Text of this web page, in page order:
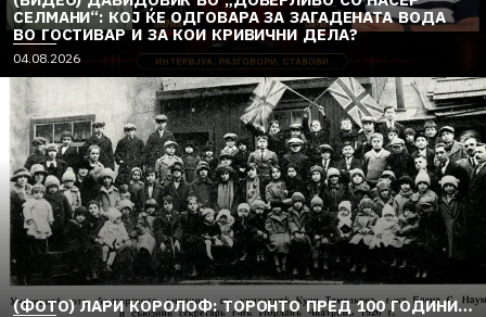
СЕЛМАНИ“: КОЈ ЌЕ ОДГОВАРА ЗА ЗАГАДЕНАТА ВОДА
ВО ГОСТИВАР И ЗА КОИ КРИВИЧНИ ДЕЛА?
04.08.2026
(ФОТО) ЛАРИ КОРОЛОФ: ТОРОНТО ПРЕД 100 ГОДИНИ…